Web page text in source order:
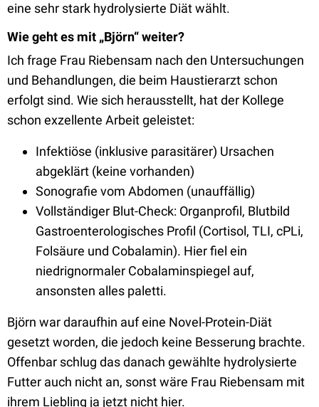
eine sehr stark hydrolysierte Diät wählt.
Wie geht es mit „Björn“ weiter?
Ich frage Frau Riebensam nach den Untersuchungen
und Behandlungen, die beim Haustierarzt schon
erfolgt sind. Wie sich herausstellt, hat der Kollege
schon exzellente Arbeit geleistet:
Infektiöse (inklusive parasitärer) Ursachen
abgeklärt (keine vorhanden)
Sonografie vom Abdomen (unauffällig)
Vollständiger Blut-Check: Organprofil, Blutbild
Gastroenterologisches Profil (Cortisol, TLI, cPLi,
Folsäure und Cobalamin). Hier fiel ein
niedrignormaler Cobalaminspiegel auf,
ansonsten alles paletti.
Björn war daraufhin auf eine Novel-Protein-Diät
gesetzt worden, die jedoch keine Besserung brachte.
Offenbar schlug das danach gewählte hydrolysierte
Futter auch nicht an, sonst wäre Frau Riebensam mit
ihrem Liebling ja jetzt nicht hier.